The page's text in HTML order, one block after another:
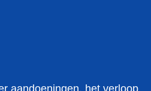
aandoeningen, het verloop